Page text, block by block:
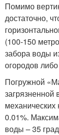
Помимо
достаточно,
(100-150
забора воды
огородов
Погружной
загрязненной
0.01%.
воды – 35